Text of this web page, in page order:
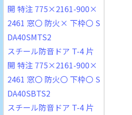
開 特注 775×2161-900×
2461 窓〇 防火× 下枠〇 S
DA40SMTS2
スチール防音ドア T-4 片
開 特注 775×2161-900×
2461 窓〇 防火〇 下枠〇 S
DA40SBTS2
スチール防音ドア T-4 片